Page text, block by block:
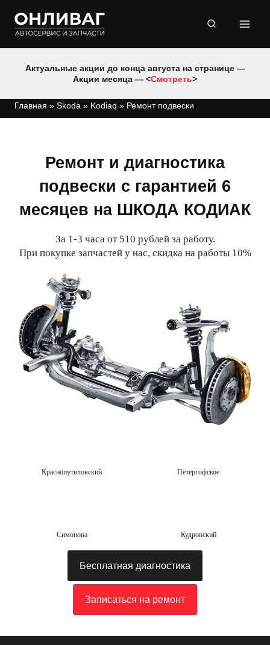
содержимому
Актуальные акции до конца августа на странице —
Акции месяца — <Смотреть>
Главная » Skoda » Kodiaq » Ремонт подвески
Ремонт и диагностика
подвески с гарантией 6
месяцев на ШКОДА КОДИАК
За 1-3 часа от 510 рублей за работу.
При покупке запчастей у нас, скидка на работы 10%
Краснопутиловский Петергофское
Симонова Кудровский
Бесплатная диагностика
Записаться на ремонт